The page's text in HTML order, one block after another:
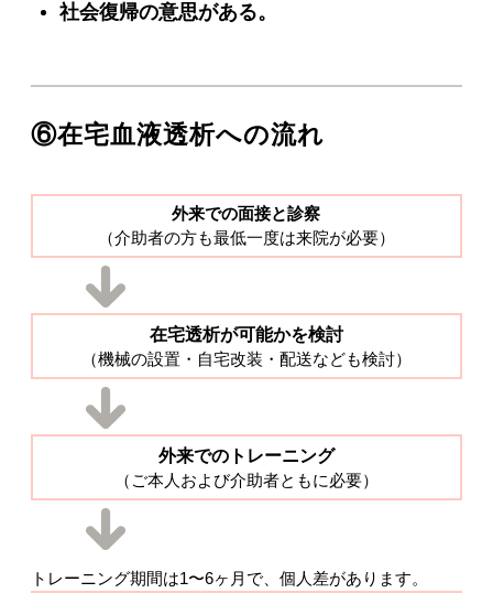
社会復帰の意思がある。
⑥在宅血液透析への流れ
外来での面接と診察
（介助者の方も最低一度は来院が必要）
在宅透析が可能かを検討
（機械の設置・自宅改装・配送なども検討）
外来でのトレーニング
（ご本人および介助者ともに必要）
トレーニング期間は1〜6ヶ月で、個人差があります。